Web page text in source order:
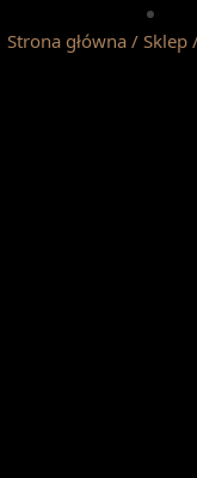
Strona główna / Sklep